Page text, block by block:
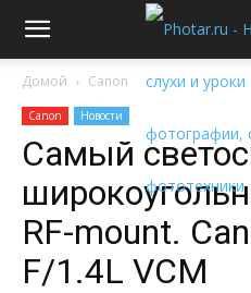
Домой Canon
Canon Новости
Самый
RF-mount.
F/1.4L VCM